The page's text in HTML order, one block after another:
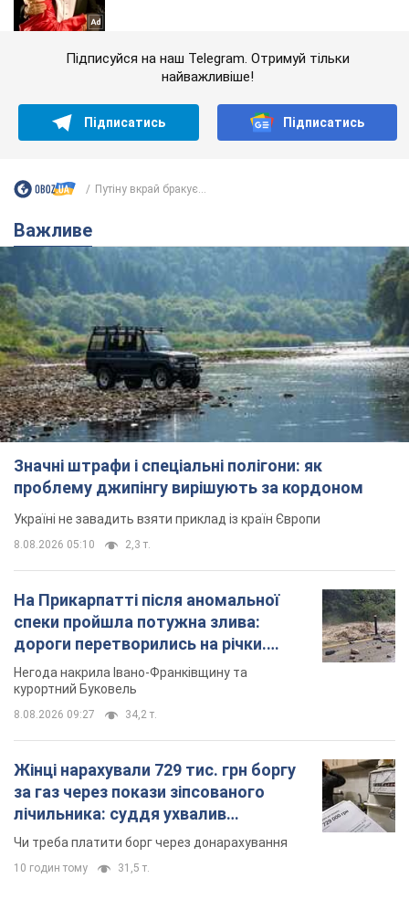
Підписуйся на наш Telegram. Отримуй тільки
найважливіше!
Підписатись Підписатись
Путіну вкрай бракує...
Важливе
Значні штрафи і спеціальні полігони: як
проблему джипінгу вирішують за кордоном
Україні не завадить взяти приклад із країн Європи
8.08.2026 05:10 2,3 т.
На Прикарпатті після аномальної
спеки пройшла потужна злива:
дороги перетворились на річки.
Відео
Негода накрила Івано-Франківщину та
курортний Буковель
8.08.2026 09:27 34,2 т.
Жінці нарахували 729 тис. грн боргу
за газ через покази зіпсованого
лічильника: суддя ухвалив
неочікуване рішення
Чи треба платити борг через донарахування
10 годин тому 31,5 т.